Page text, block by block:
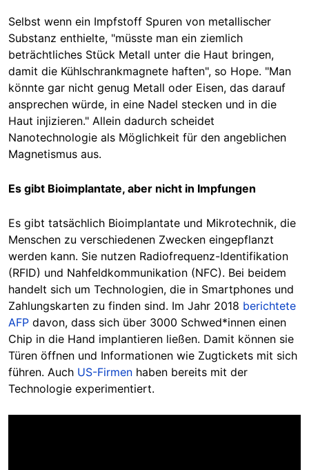
Selbst wenn ein Impfstoff Spuren von metallischer
Substanz enthielte, "müsste man ein ziemlich
beträchtliches Stück Metall unter die Haut bringen,
damit die Kühlschrankmagnete haften", so Hope. "Man
könnte gar nicht genug Metall oder Eisen, das darauf
ansprechen würde, in eine Nadel stecken und in die
Haut injizieren." Allein dadurch scheidet
Nanotechnologie als Möglichkeit für den angeblichen
Magnetismus aus.
Es gibt Bioimplantate, aber nicht in Impfungen
Es gibt tatsächlich Bioimplantate und Mikrotechnik, die
Menschen zu verschiedenen Zwecken eingepflanzt
werden kann. Sie nutzen Radiofrequenz-Identifikation
(RFID) und Nahfeldkommunikation (NFC). Bei beidem
handelt sich um Technologien, die in Smartphones und
Zahlungskarten zu finden sind. Im Jahr 2018 berichtete
AFP davon, dass sich über 3000 Schwed*innen einen
Chip in die Hand implantieren ließen. Damit können sie
Türen öffnen und Informationen wie Zugtickets mit sich
führen. Auch US-Firmen haben bereits mit der
Technologie experimentiert.